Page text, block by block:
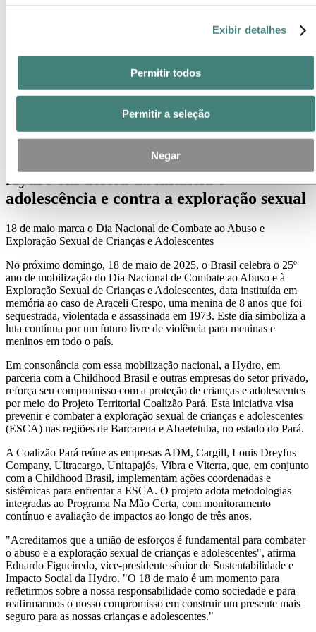
Exibir detalhes
Permitir todos
Permitir a seleção
Negar
Imprensa
Hydro em defesa da infância e adolescência e contra a
Hydro em defesa da infância e
adolescência e contra a exploração sexual
18 de maio marca o Dia Nacional de Combate ao Abuso e
Exploração Sexual de Crianças e Adolescentes
No próximo domingo, 18 de maio de 2025, o Brasil celebra o 25º
ano de mobilização do Dia Nacional de Combate ao Abuso e à
Exploração Sexual de Crianças e Adolescentes, data instituída em
memória ao caso de Araceli Crespo, uma menina de 8 anos que foi
sequestrada, violentada e assassinada em 1973. Este dia simboliza a
luta contínua por um futuro livre de violência para meninas e
meninos em todo o país.
Em consonância com essa mobilização nacional, a Hydro, em
parceria com a Childhood Brasil e outras empresas do setor privado,
reforça seu compromisso com a proteção de crianças e adolescentes
por meio do Projeto Territorial Coalizão Pará. Esta iniciativa visa
prevenir e combater a exploração sexual de crianças e adolescentes
(ESCA) nas regiões de Barcarena e Abaetetuba, no estado do Pará.
A Coalizão Pará reúne as empresas ADM, Cargill, Louis Dreyfus
Company, Ultracargo, Unitapajós, Vibra e Viterra, que, em conjunto
com a Childhood Brasil, implementam ações coordenadas e
sistêmicas para enfrentar a ESCA. O projeto adota metodologias
integradas ao Programa Na Mão Certa, com monitoramento
contínuo e avaliação de impactos ao longo de três anos.
"Acreditamos que a união de esforços é fundamental para combater
o abuso e a exploração sexual de crianças e adolescentes", afirma
Eduardo Figueiredo, vice-presidente sênior de Sustentabilidade e
Impacto Social da Hydro. "O 18 de maio é um momento para
refletirmos sobre a nossa responsabilidade como sociedade e para
reafirmarmos o nosso compromisso em construir um presente mais
seguro para as nossas crianças e adolescentes."